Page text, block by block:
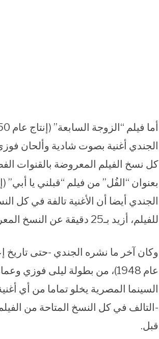
الجندي أغنية بصوت شادية وألحان فوزي
كل نسخ الفيلم المعروضة بالقنوات
الجندي أيضا أن الأغنية تالفة في كل
للفيلم، أزيد بـ25 دقيقة عن النسخ المعروضة على الفضائيات!
وكان آخر ما نشره الجندي -حتى تاريخ
عام 1948)، من بطولة ليلى
السينما المصرية يخلو تماما من أي
قبل.